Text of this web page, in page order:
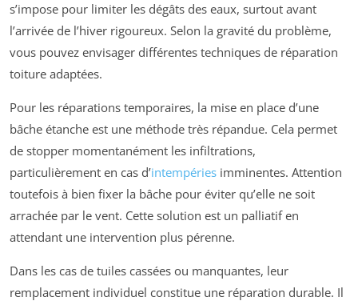
s’impose pour limiter les dégâts des eaux, surtout avant
l’arrivée de l’hiver rigoureux. Selon la gravité du problème,
vous pouvez envisager différentes techniques de réparation
toiture adaptées.
Pour les réparations temporaires, la mise en place d’une
bâche étanche est une méthode très répandue. Cela permet
de stopper momentanément les infiltrations,
particulièrement en cas d’intempéries imminentes. Attention
toutefois à bien fixer la bâche pour éviter qu’elle ne soit
arrachée par le vent. Cette solution est un palliatif en
attendant une intervention plus pérenne.
Dans les cas de tuiles cassées ou manquantes, leur
remplacement individuel constitue une réparation durable. Il